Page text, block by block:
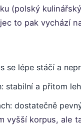
(polský
to pak vychází
se lépe stáčí a
stabilní a přitom
dostatečně
vyšší korpus, ale